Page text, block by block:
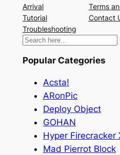
Arrival
Tutorial
Troubleshooting
Terms
Contact
検
Popular Categories
Acsta!
ARonPic
Deploy Object
GOHAN
Hyper Firecracker
Mad Pierrot Block